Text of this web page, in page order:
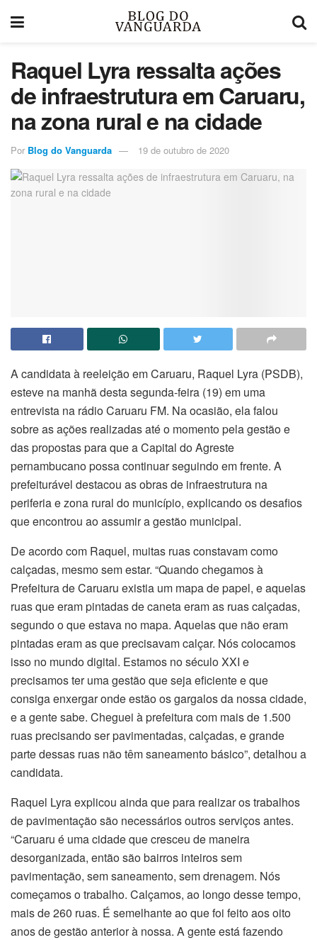
Raquel Lyra ressalta ações
de infraestrutura em Caruaru,
na zona rural e na cidade
Por Blog do Vanguarda 19 de outubro de 2020
A candidata à reeleição em Caruaru, Raquel Lyra (PSDB),
esteve na manhã desta segunda-feira (19) em uma
entrevista na rádio Caruaru FM. Na ocasião, ela falou
sobre as ações realizadas até o momento pela gestão e
das propostas para que a Capital do Agreste
pernambucano possa continuar seguindo em frente. A
prefeiturável destacou as obras de infraestrutura na
periferia e zona rural do município, explicando os desafios
que encontrou ao assumir a gestão municipal.
De acordo com Raquel, muitas ruas constavam como
calçadas, mesmo sem estar. “Quando chegamos à
Prefeitura de Caruaru existia um mapa de papel, e aquelas
ruas que eram pintadas de caneta eram as ruas calçadas,
segundo o que estava no mapa. Aquelas que não eram
pintadas eram as que precisavam calçar. Nós colocamos
isso no mundo digital. Estamos no século XXI e
precisamos ter uma gestão que seja eficiente e que
consiga enxergar onde estão os gargalos da nossa cidade,
e a gente sabe. Cheguei à prefeitura com mais de 1.500
ruas precisando ser pavimentadas, calçadas, e grande
parte dessas ruas não têm saneamento básico”, detalhou a
candidata.
Raquel Lyra explicou ainda que para realizar os trabalhos
de pavimentação são necessários outros serviços antes.
“Caruaru é uma cidade que cresceu de maneira
desorganizada, então são bairros inteiros sem
pavimentação, sem saneamento, sem drenagem. Nós
começamos o trabalho. Calçamos, ao longo desse tempo,
mais de 260 ruas. É semelhante ao que foi feito aos oito
anos de gestão anterior à nossa. A gente está fazendo